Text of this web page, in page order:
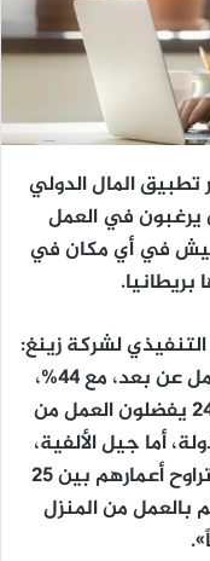
المال الدولي
الموظفين يرغبون في العمل
في أي مكان في
لشركة زينغ:
إن «الجيل زد، هو الأكثر حرصاً على العمل عن بعد، مع 44%،
من الذين تتراوح أعمارهم بين 18 إلى 24 يفضلون العمل من
أما جيل الألفية،
فهم الأكثر حرصاً، مع 35% من الذين تتراوح أعمارهم بين 25
بالعمل من المنزل